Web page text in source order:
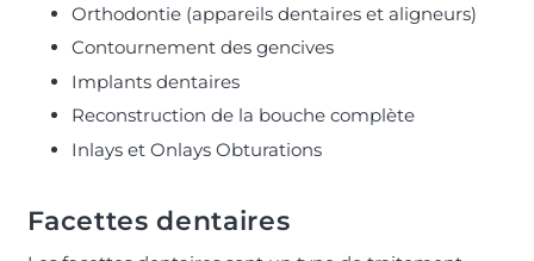
Orthodontie (appareils dentaires et aligneurs)
Contournement des gencives
Implants dentaires
Reconstruction de la bouche complète
Inlays et Onlays Obturations
Facettes dentaires